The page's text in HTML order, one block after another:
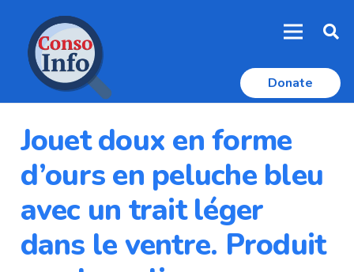
Donate
Jouet doux en forme
d’ours en peluche bleu
avec un trait léger
dans le ventre. Produit